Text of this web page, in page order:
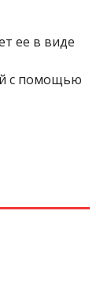
ее в виде
с помощью